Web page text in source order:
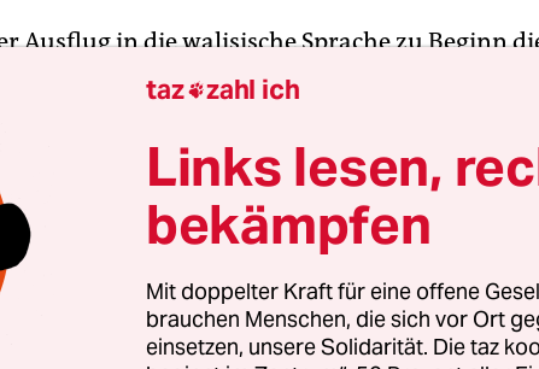
Ausflug in die walisische Sprache zu Beginn
„Yfory“ nennt sich eine Gruppe, die sich in den
Jahren in Berlin zusammengefunden hat,
aber nichts mit Elfenbein zu tun, sondern
übersetzt so viel wie „Morgen“.
taz zahl ich
Links lesen,
bekämpfen
Mit doppelter Kraft für eine offene
brauchen Menschen, die sich vor Ort
einsetzen, unsere Solidarität. Die taz